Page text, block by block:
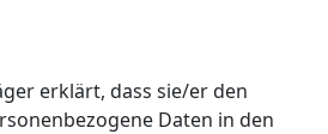
erklärt, dass sie/er den
Daten in den